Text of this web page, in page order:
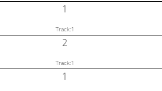
1
Track:1
2
Track:1
1